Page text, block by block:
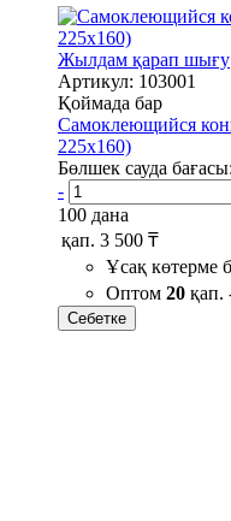
Жылдам қарап шығу
Артикул: 103001
Қоймада бар
Самоклеющийся
225х160)
Бөлшек сауда бағасы:
-
100 дана
қап. 3 500 ₸
Ұсақ көтерме
Оптом 20 қап.
Себетке